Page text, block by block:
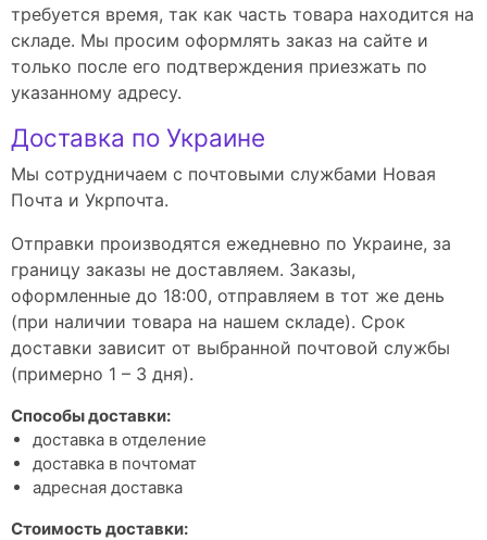
требуется время, так как часть товара находится на
складе. Мы просим оформлять заказ на сайте и
только после его подтверждения приезжать по
указанному адресу.
Доставка по Украине
Мы сотрудничаем с почтовыми службами Новая
Почта и Укрпочта.
Отправки производятся ежедневно по Украине, за
границу заказы не доставляем. Заказы,
оформленные до 18:00, отправляем в тот же день
(при наличии товара на нашем складе). Срок
доставки зависит от выбранной почтовой службы
(примерно 1 – 3 дня).
Способы доставки:
доставка в отделение
доставка в почтомат
адресная доставка
Стоимость доставки: